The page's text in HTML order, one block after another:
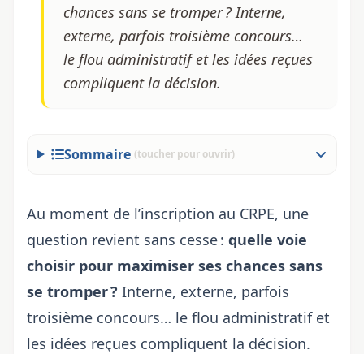
chances sans se tromper ? Interne,
externe, parfois troisième concours…
le flou administratif et les idées reçues
compliquent la décision.
Sommaire (toucher pour ouvrir)
Au moment de l’inscription au CRPE, une
question revient sans cesse : quelle voie
choisir pour maximiser ses chances sans
se tromper ? Interne, externe, parfois
troisième concours… le flou administratif et
les idées reçues compliquent la décision.